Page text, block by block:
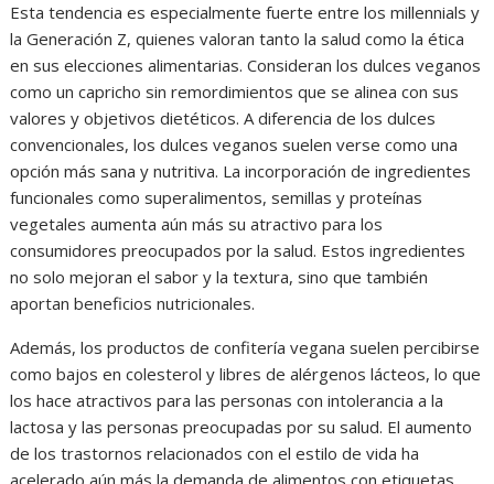
Esta tendencia es especialmente fuerte entre los millennials y
la Generación Z, quienes valoran tanto la salud como la ética
en sus elecciones alimentarias. Consideran los dulces veganos
como un capricho sin remordimientos que se alinea con sus
valores y objetivos dietéticos. A diferencia de los dulces
convencionales, los dulces veganos suelen verse como una
opción más sana y nutritiva. La incorporación de ingredientes
funcionales como superalimentos, semillas y proteínas
vegetales aumenta aún más su atractivo para los
consumidores preocupados por la salud. Estos ingredientes
no solo mejoran el sabor y la textura, sino que también
aportan beneficios nutricionales.
Además, los productos de confitería vegana suelen percibirse
como bajos en colesterol y libres de alérgenos lácteos, lo que
los hace atractivos para las personas con intolerancia a la
lactosa y las personas preocupadas por su salud. El aumento
de los trastornos relacionados con el estilo de vida ha